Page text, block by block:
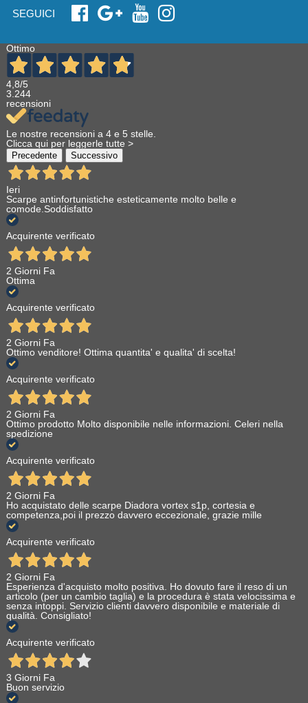
SEGUICI
Ottimo
4,8/5
3.244
recensioni
Le nostre recensioni a 4 e 5 stelle.
Clicca qui per leggerle tutte >
Precedente Successivo
Ieri
Scarpe antinfortunistiche esteticamente molto belle e
comode.Soddisfatto
Acquirente verificato
2 Giorni Fa
Ottima
Acquirente verificato
2 Giorni Fa
Ottimo venditore! Ottima quantita' e qualita' di scelta!
Acquirente verificato
2 Giorni Fa
Ottimo prodotto Molto disponibile nelle informazioni. Celeri nella
spedizione
Acquirente verificato
2 Giorni Fa
Ho acquistato delle scarpe Diadora vortex s1p, cortesia e
competenza,poi il prezzo davvero eccezionale, grazie mille
Acquirente verificato
2 Giorni Fa
Esperienza d'acquisto molto positiva. Ho dovuto fare il reso di un
articolo (per un cambio taglia) e la procedura è stata velocissima e
senza intoppi. Servizio clienti davvero disponibile e materiale di
qualità. Consigliato!
Acquirente verificato
3 Giorni Fa
Buon servizio